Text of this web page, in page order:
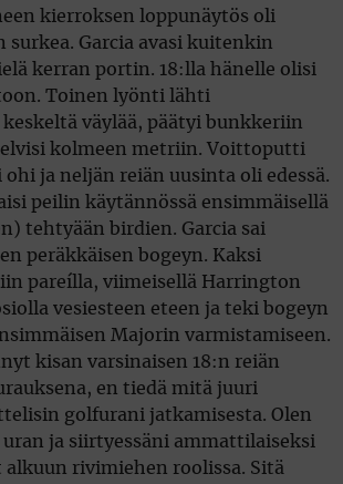
kierroksen loppunäytös oli
Garcia avasi kuitenkin
kerran portin. 18:lla hänelle olisi
Toinen lyönti lähti
väylää, päätyi bunkkeriin
kolmeen metriin. Voittoputti
ja neljän reiän uusinta oli edessä.
peilin käytännössä ensimmäisellä
tehtyään birdien. Garcia sai
peräkkäisen bogeyn. Kaksi
pareílla, viimeisellä Harrington
vesiesteen eteen ja teki bogeyn
Majorin varmistamiseen.
kisan varsinaisen 18:n reiän
en tiedä mitä juuri
golfurani jatkamisesta. Olen
ja siirtyessäni ammattilaiseksi
rivimiehen roolissa. Sitä